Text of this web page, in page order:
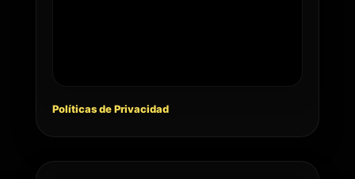
Políticas de Privacidad